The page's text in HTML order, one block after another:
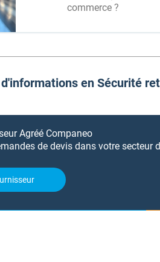
commerce ?
en Sécurité
Agréé Companeo
de devis dans votre secteur